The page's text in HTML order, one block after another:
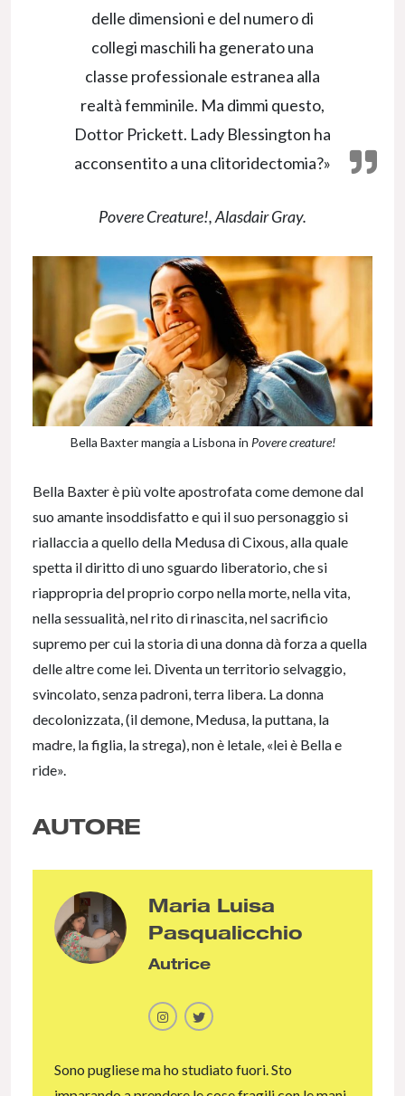
delle dimensioni e del numero di
collegi maschili ha generato una
classe professionale estranea alla
realtà femminile. Ma dimmi questo,
Dottor Prickett. Lady Blessington ha
acconsentito a una clitoridectomia?»
Povere Creature!, Alasdair Gray.
Bella Baxter mangia a Lisbona in Povere creature!
Bella Baxter è più volte apostrofata come demone dal
suo amante insoddisfatto e qui il suo personaggio si
riallaccia a quello della Medusa di Cixous, alla quale
spetta il diritto di uno sguardo liberatorio, che si
riappropria del proprio corpo nella morte, nella vita,
nella sessualità, nel rito di rinascita, nel sacrificio
supremo per cui la storia di una donna dà forza a quella
delle altre come lei. Diventa un territorio selvaggio,
svincolato, senza padroni, terra libera. La donna
decolonizzata, (il demone, Medusa, la puttana, la
madre, la figlia, la strega), non è letale, «lei è Bella e
ride».
AUTORE
Maria Luisa
Pasqualicchio
Autrice
Sono pugliese ma ho studiato fuori. Sto